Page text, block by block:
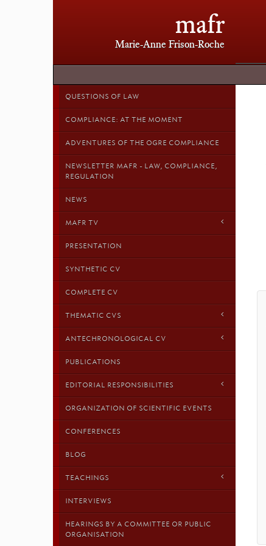
mafr
Marie-Anne Frison-Roche
QUESTIONS OF LAW
COMPLIANCE: AT THE MOMENT
ADVENTURES OF THE OGRE COMPLIANCE
NEWSLETTER MAFR - LAW, COMPLIANCE,
REGULATION
NEWS
MAFR TV
PRESENTATION
SYNTHETIC CV
COMPLETE CV
THEMATIC CVS
ANTECHRONOLOGICAL CV
PUBLICATIONS
EDITORIAL RESPONSIBILITIES
ORGANIZATION OF SCIENTIFIC EVENTS
CONFERENCES
BLOG
TEACHINGS
INTERVIEWS
HEARINGS BY A COMMITTEE OR PUBLIC
ORGANISATION